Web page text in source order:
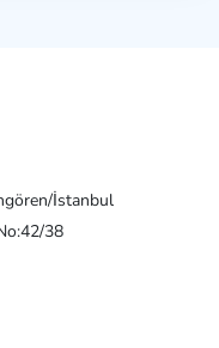
İstanbul
38